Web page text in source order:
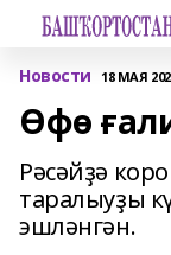
Новости 18 МАЯ
Өфө
Рәсәйҙә
таралыуҙы
эшләнгән.